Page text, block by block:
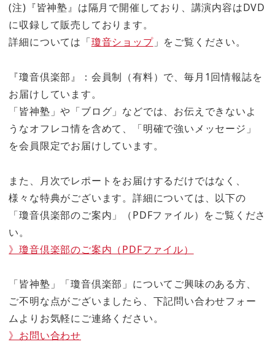
(注)『皆神塾』は隔月で開催しており、講演内容はDVD
に収録して販売しております。
詳細については「瓊音ショップ」をご覧ください。
『瓊音倶楽部』：会員制（有料）で、毎月1回情報誌を
お届けしています。
「皆神塾」や「ブログ」などでは、お伝えできないよ
うなオフレコ情を含めて、「明確で強いメッセージ」
を会員限定でお届けしています。
また、月次でレポートをお届けするだけではなく、
様々な特典がございます。詳細については、以下の
「瓊音倶楽部のご案内」（PDFファイル）をご覧くださ
い。
》瓊音倶楽部のご案内（PDFファイル）
「皆神塾」「瓊音倶楽部」についてご興味のある方、
ご不明な点がございましたら、下記問い合わせフォー
ムよりお気軽にご連絡ください。
》お問い合わせ